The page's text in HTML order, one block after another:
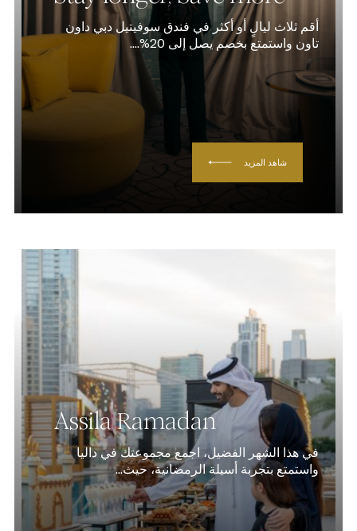
أقم ثلاث ليالٍ أو أكثر في فندق سوفيتيل دبي داون
تاون واستمتع بخصم يصل إلى 20%....
شاهد المزيد
Assila Ramadan
في هذا الشهر الفضيل، اجمع مجموعتك في داليا
واستمتع بتجربة أسيلة الرمضانية، حيث...